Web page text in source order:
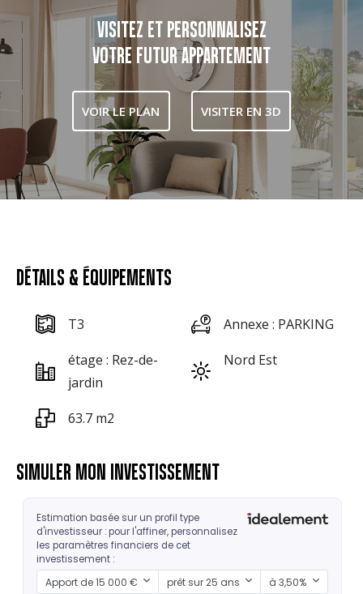
VISITEZ ET PERSONNALISEZ
VOTRE FUTUR APPARTEMENT
VOIR LE PLAN VISITER EN 3D
DÉTAILS & ÉQUIPEMENTS
T3
Annexe : PARKING
étage : Rez-de-
jardin
Nord Est
63.7 m2
SIMULER MON INVESTISSEMENT